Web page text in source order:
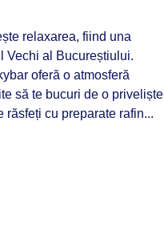
relaxarea, fiind una
Vechi al Bucureștiului.
oferă o atmosferă
să te bucuri de o priveliște
cu preparate rafin...